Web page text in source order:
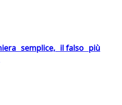
semplice, il falso più